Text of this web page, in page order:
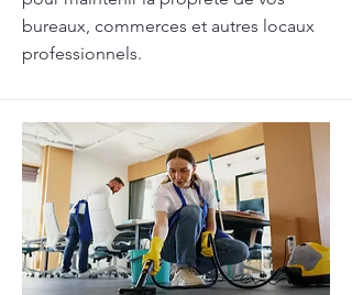
bureaux, commerces et autres locaux
professionnels.